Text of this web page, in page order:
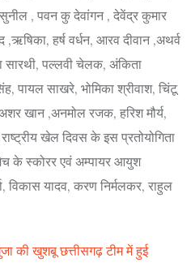
, पवन कु देवांगन , देवेंद्र कुमार
,ऋषिका, हर्ष वर्धन, आरव दीवान ,अथर्व
सारथी, पल्लवी चेलक, अंकिता
पायल साखरे, भोमिका श्रीवाश, चिंटू
खान ,अनमोल रजक, हरिश मौर्य,
खेल दिवस के इस प्रतोयोगिता
के स्कोरर एवं अम्पायर आयुश
विकास यादव, करण निर्मलकर, राहुल
की खुशबू छत्तीसगढ़ टीम में हुई